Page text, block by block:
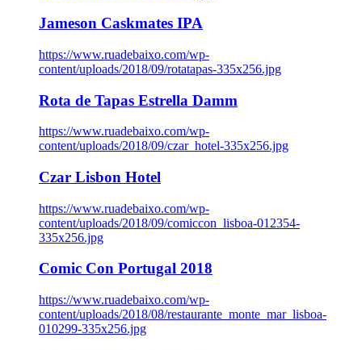
Jameson Caskmates IPA
https://www.ruadebaixo.com/wp-
content/uploads/2018/09/rotatapas-335x256.jpg
Rota de Tapas Estrella Damm
https://www.ruadebaixo.com/wp-
content/uploads/2018/09/czar_hotel-335x256.jpg
Czar Lisbon Hotel
https://www.ruadebaixo.com/wp-
content/uploads/2018/09/comiccon_lisboa-012354-
335x256.jpg
Comic Con Portugal 2018
https://www.ruadebaixo.com/wp-
content/uploads/2018/08/restaurante_monte_mar_lisboa-
010299-335x256.jpg